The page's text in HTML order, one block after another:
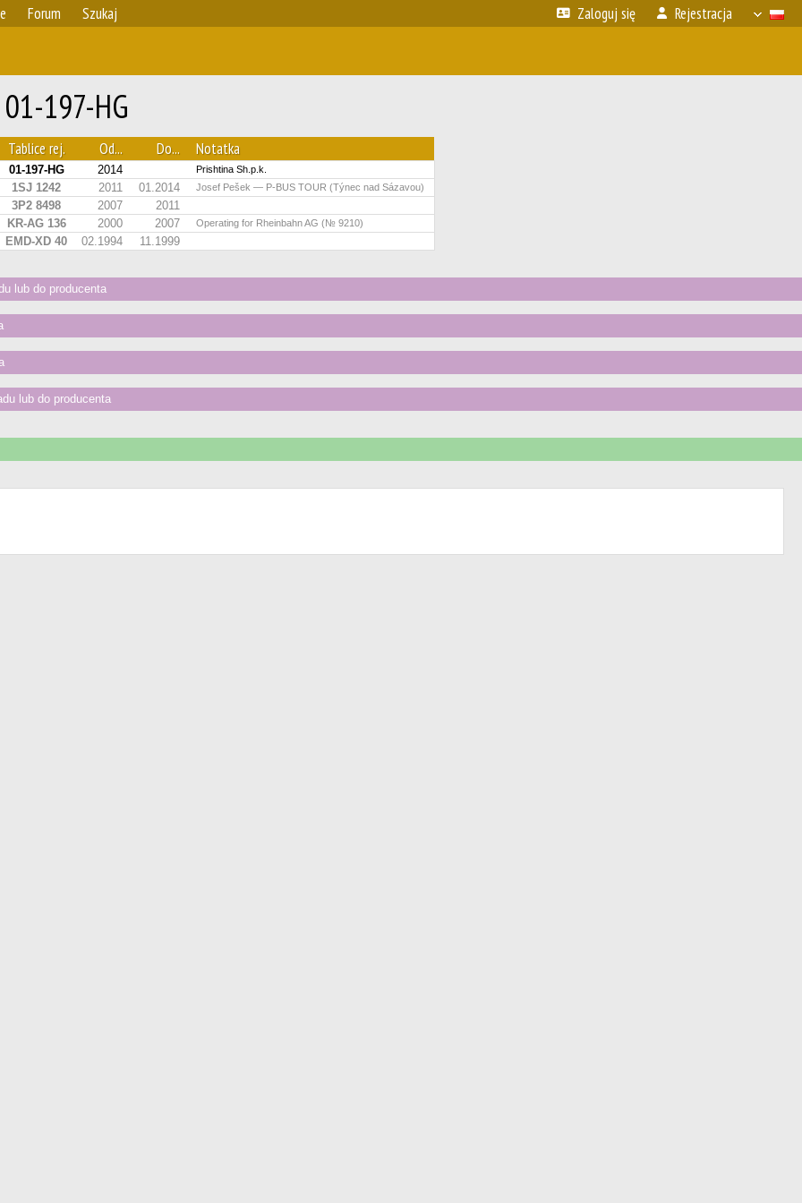
Forum Szukaj Zaloguj się Rejestracja
197-HG
Tablice rej. Od... Do... Notatka
01-197-HG 2014 Prishtina Sh.p.k.
1SJ 1242 2011 01.2014 Josef Pešek — P-BUS TOUR (Týnec nad Sázavou)
3P2 8498 2007
2011
KR-AG 136
2000 2007 Operating for Rheinbahn AG (№ 9210)
EMD-XD 40 02.1994 11.1999
lub do producenta
lub do producenta